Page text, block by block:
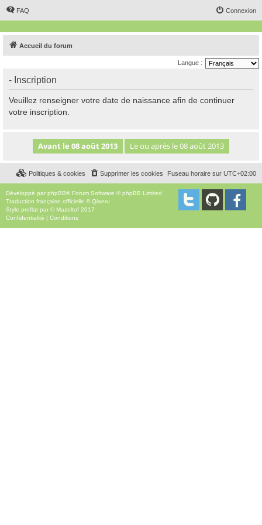
FAQ Connexion
Accueil du forum
Langue :
- Inscription
Veuillez renseigner votre date de naissance afin de continuer
votre inscription.
Fuseau horaire sur UTC+02:00
Supprimer les cookies
Politiques & cookies
Développé par phpBB® Forum Software © phpBB Limited
Traduction française officielle ©Qiaeru
Style proflat par © Mazeltof 2017
Confidentialité
Conditions